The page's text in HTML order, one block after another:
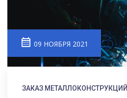
09 НОЯБРЯ 2021
ЗАКАЗ МЕТАЛЛОКОНСТРУКЦИЙ